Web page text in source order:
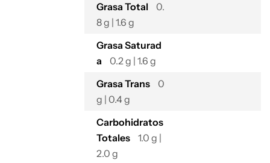
Grasa Total
0.
8 g | 1.6 g
Grasa Saturad
a
0.2 g | 1.6 g
Grasa Trans
0
g | 0.4 g
Carbohidratos
Totales
1.0 g |
2.0 g